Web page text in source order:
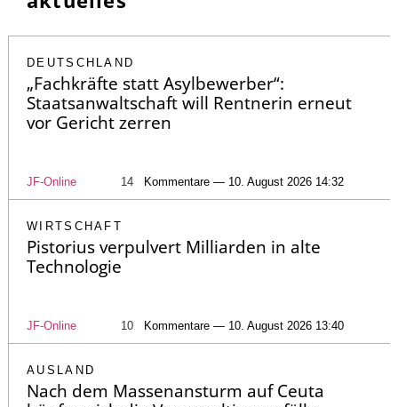
DEUTSCHLAND
„Fachkräfte statt Asylbewerber“:
Staatsanwaltschaft will Rentnerin erneut
vor Gericht zerren
JF-Online 14 Kommentare — 10. August 2026 14:32
WIRTSCHAFT
Pistorius verpulvert Milliarden in alte
Technologie
JF-Online 10 Kommentare — 10. August 2026 13:40
AUSLAND
Nach dem Massenansturm auf Ceuta